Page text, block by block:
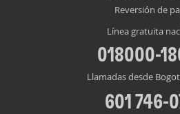
Reversión de
Línea gratuita
018000-
Llamadas desde
601 746-